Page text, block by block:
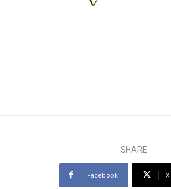
SHARE
Facebook X